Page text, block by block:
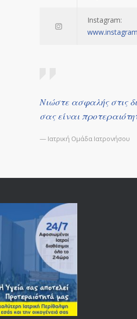
Instagram:
Νιώστε ασφαλής στις
σας είναι
— Ιατρική Ομάδα Ιατρονήσου